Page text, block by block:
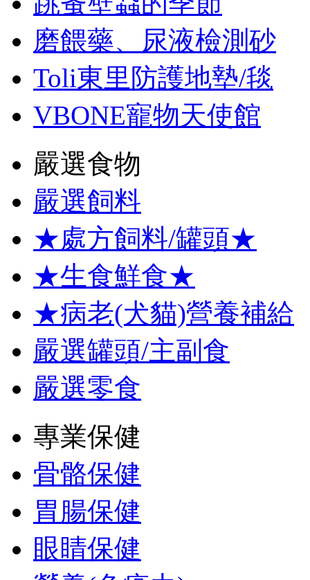
磨餵藥、尿液檢測砂
Toli東里防護地墊/毯
VBONE寵物天使館
嚴選食物
嚴選飼料
★處方飼料/罐頭★
★生食鮮食★
★病老(犬貓)營養補給
嚴選罐頭/主副食
嚴選零食
專業保健
骨骼保健
胃腸保健
眼睛保健